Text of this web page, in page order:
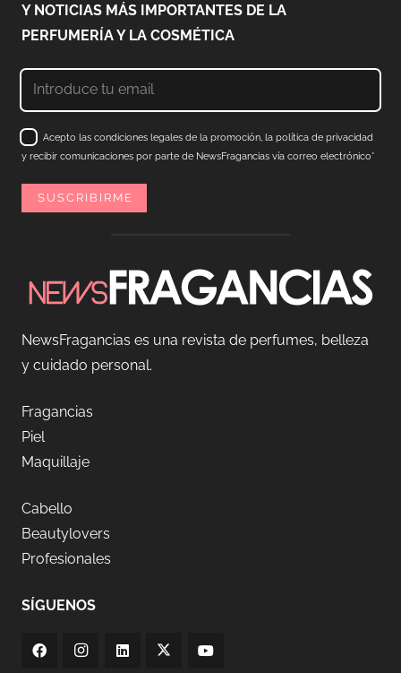
Y NOTICIAS MÁS IMPORTANTES DE LA
PERFUMERÍA Y LA COSMÉTICA
Acepto las condiciones legales de la promoción, la política de privacidad
y recibir comunicaciones por parte de NewsFragancias vía correo electrónico*
NewsFragancias es una revista de perfumes, belleza
y cuidado personal.
Fragancias
Piel
Maquillaje
Cabello
Beautylovers
Profesionales
SÍGUENOS